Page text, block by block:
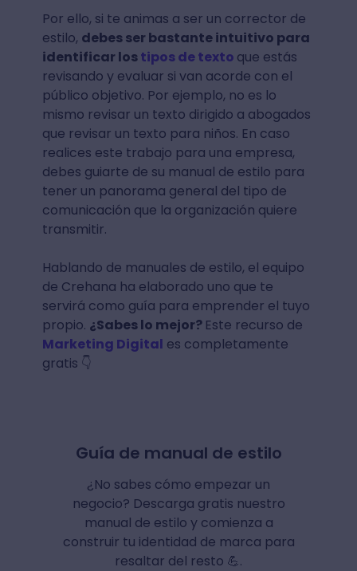
Por ello, si te animas a ser un corrector de
estilo, debes ser bastante intuitivo para
identificar lostipos de texto que estás
revisando y evaluar si van acorde con el
público objetivo. Por ejemplo, no es lo
mismo revisar un texto dirigido a abogados
que revisar un texto para niños. En caso
realices este trabajo para una empresa,
debes guiarte de su manual de estilo para
tener un panorama general del tipo de
comunicación que la organización quiere
transmitir.
Hablando de manuales de estilo, el equipo
de Crehana ha elaborado uno que te
servirá como guía para emprender el tuyo
propio. ¿Sabes lo mejor? Este recurso de
Marketing Digital es completamente
gratis 👇
Guía de manual de estilo
¿No sabes cómo empezar un
negocio? Descarga gratis nuestro
manual de estilo y comienza a
construir tu identidad de marca para
resaltar del resto 💪.